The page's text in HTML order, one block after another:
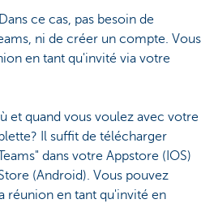
ce cas, pas besoin de
ni de créer un compte. Vous
en tant qu'invité via votre
et quand vous voulez avec votre
Il suffit de télécharger
dans votre Appstore (IOS)
(Android). Vous pouvez
réunion en tant qu'invité en